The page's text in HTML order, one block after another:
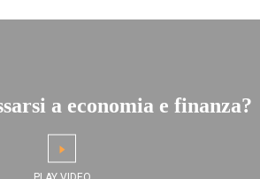
a economia e finanza?